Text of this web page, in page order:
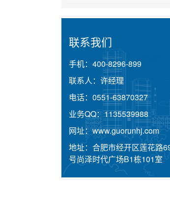
联系我们
手机： 400-8296-899
联系人： 许经理
电话： 0551-63870327
业务QQ：1135539988
网址：www.guorunhj.com
地址： 合肥市经开区莲花路
号尚泽时代广场B1栋101室